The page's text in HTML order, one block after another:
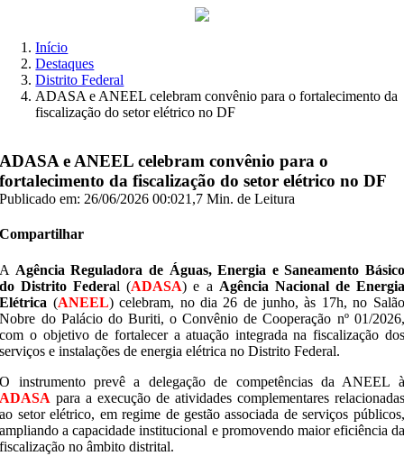
Início
Destaques
Distrito Federal
ADASA e ANEEL celebram convênio para o fortalecimento da
fiscalização do setor elétrico no DF
ADASA e ANEEL celebram convênio para o
fortalecimento da fiscalização do setor elétrico no DF
Publicado em: 26/06/2026 00:021,7 Min. de Leitura
Compartilhar
A Agência Reguladora de Águas, Energia e Saneamento Básico
do Distrito Federal (ADASA) e a Agência Nacional de Energia
Elétrica (ANEEL) celebram, no dia 26 de junho, às 17h, no Salão
Nobre do Palácio do Buriti, o Convênio de Cooperação nº 01/2026,
com o objetivo de fortalecer a atuação integrada na fiscalização dos
serviços e instalações de energia elétrica no Distrito Federal.
O instrumento prevê a delegação de competências da ANEEL à
ADASA para a execução de atividades complementares relacionadas
ao setor elétrico, em regime de gestão associada de serviços públicos,
ampliando a capacidade institucional e promovendo maior eficiência da
fiscalização no âmbito distrital.